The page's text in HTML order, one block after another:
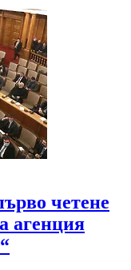
четене
агенция